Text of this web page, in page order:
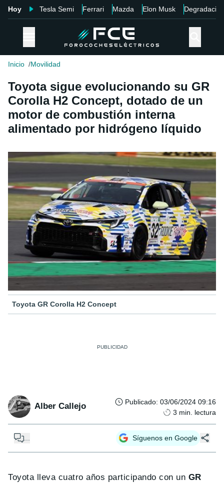
Hoy Tesla Semi Ferrari Mazda Elon Musk Degradación
Inicio Movilidad
Toyota sigue evolucionando su GR
Corolla H2 Concept, dotado de un
motor de combustión interna
alimentado por hidrógeno líquido
Toyota GR Corolla H2 Concept
Alber Callejo Publicado: 03/06/2024 09:16
3 min. lectura
Síguenos en Google
Toyota lleva cuatro años participando con un GR